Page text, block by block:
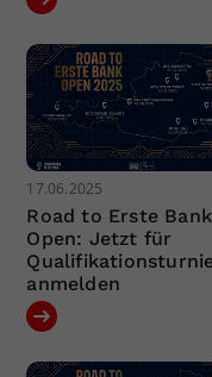
17.06.2025
Road to Erste Bank
Open: Jetzt für
anmelden